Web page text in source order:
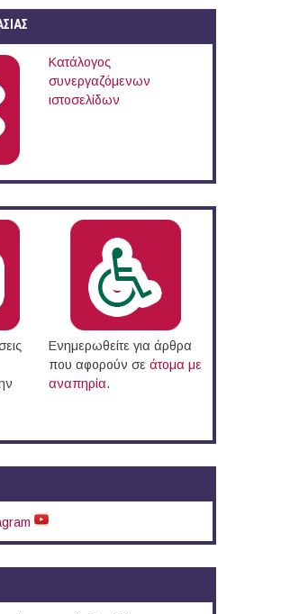
Κατάλογος
συνεργαζόμενων
ιστοσελίδων
Ενημερωθείτε για άρθρα
που αφορούν σε άτομα με
αναπηρία.